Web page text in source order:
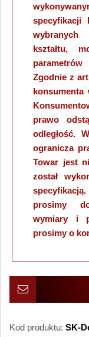
specyfikacji
wybranych
kształtu,
Zgodnie z
prawo
odległość.
ogranicza
Towar jest
został
prosimy
wymiary i
prosimy o
Kod produktu: SK-